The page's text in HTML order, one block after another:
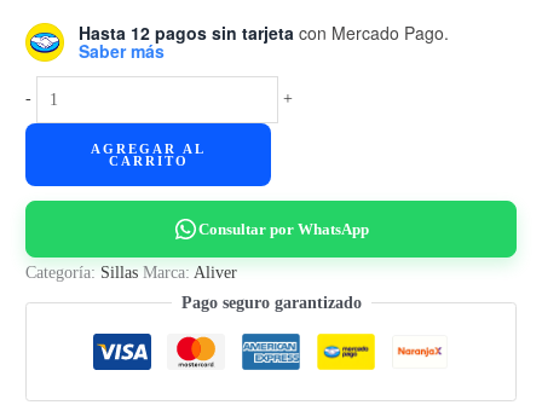
Hasta 12 pagos sin tarjeta con Mercado Pago.
Saber más
-
Silla
Gamer
Ergonómica
+
AGREGAR AL
CARRITO
Consultar por WhatsApp
Categoría: Sillas Marca: Aliver
Pago seguro garantizado